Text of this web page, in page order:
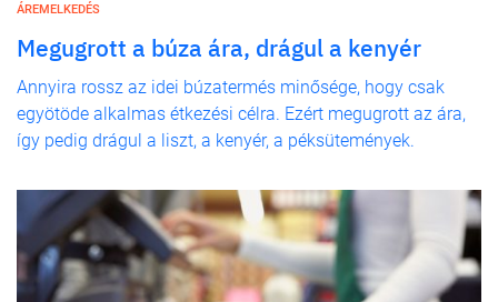
ÁREMELKEDÉS
Megugrott a búza ára, drágul a kenyér
Annyira rossz az idei búzatermés minősége, hogy csak
egyötöde alkalmas étkezési célra. Ezért megugrott az ára,
így pedig drágul a liszt, a kenyér, a péksütemények.